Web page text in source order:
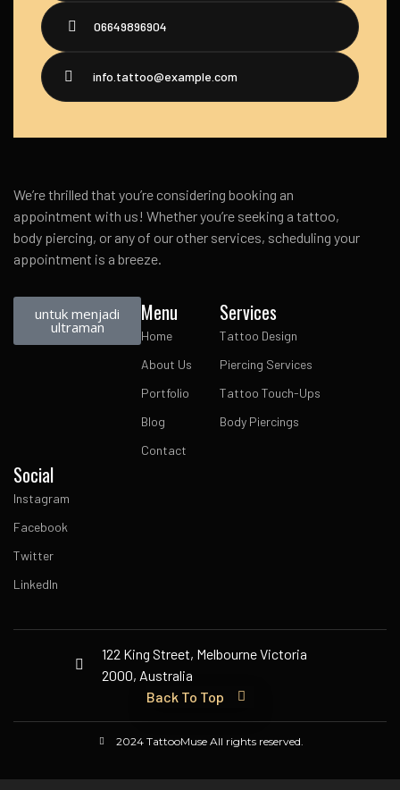
06649896904
info.tattoo@example.com
We’re thrilled that you’re considering booking an
appointment with us! Whether you’re seeking a tattoo,
body piercing, or any of our other services, scheduling your
appointment is a breeze.
untuk menjadi
ultraman
Menu
Home
About Us
Portfolio
Blog
Contact
Services
Tattoo Design
Piercing Services
Tattoo Touch-Ups
Body Piercings
Social
Instagram
Facebook
Twitter
LinkedIn
122 King Street, Melbourne Victoria
2000, Australia
Back To Top
2024 TattooMuse All rights reserved.